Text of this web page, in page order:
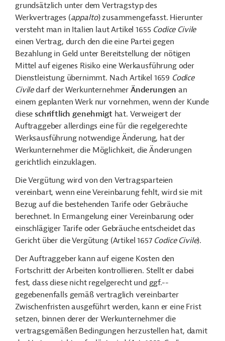
grundsätzlich unter dem Vertragstyp des
Werkvertrages (appalto) zusammengefasst. Hierunter
versteht man in Italien laut Artikel 1655 Codice Civile
einen Vertrag, durch den die eine Partei gegen
Bezahlung in Geld unter Bereitstellung der nötigen
Mittel auf eigenes Risiko eine Werkausführung oder
Dienstleistung übernimmt. Nach Artikel 1659 Codice
Civiledarf der Werkunternehmer Änderungen an
einem geplanten Werk nur vornehmen, wenn der Kunde
diese schriftlich genehmigt hat. Verweigert der
Auftraggeber allerdings eine für die regelgerechte
Werksausführung notwendige Änderung, hat der
Werkunternehmer die Möglichkeit, die Änderungen
gerichtlich einzuklagen.
Die Vergütung wird von den Vertragsparteien
vereinbart, wenn eine Vereinbarung fehlt, wird sie mit
Bezug auf die bestehenden Tarife oder Gebräuche
berechnet. In Ermangelung einer Vereinbarung oder
einschlägiger Tarife oder Gebräuche entscheidet das
Gericht über die Vergütung (Artikel 1657 Codice Civile).
Der Auftraggeber kann auf eigene Kosten den
Fortschritt der Arbeiten kontrollieren. Stellt er dabei
fest, dass diese nicht regelgerecht und ggf.--
gegebenenfalls gemäß vertraglich vereinbarter
Zwischenfristen ausgeführt werden, kann er eine Frist
setzen, binnen derer der Werkunternehmer die
vertragsgemäßen Bedingungen herzustellen hat, damit